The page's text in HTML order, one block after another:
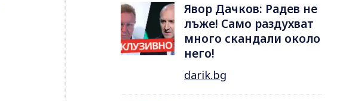
Явор Дачков: Радев не
лъже! Само раздухват
много скандали около
него!
darik.bg